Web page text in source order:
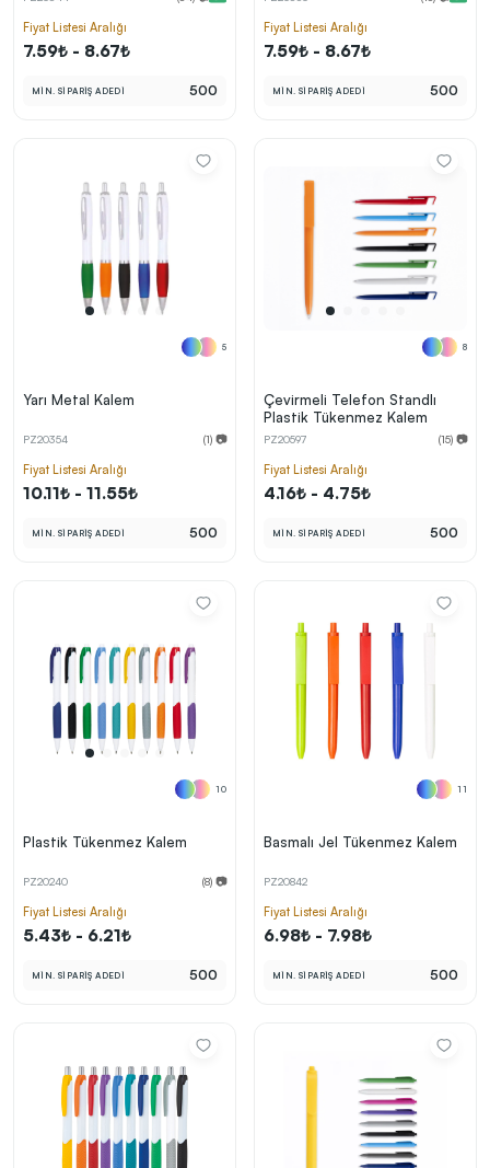
Fiyat Listesi Aralığı
7.59₺ - 8.67₺
MİN. SİPARİŞ ADEDİ 500
Fiyat Listesi Aralığı
7.59₺ - 8.67₺
MİN. SİPARİŞ ADEDİ 500
5
Yarı Metal Kalem
PZ20354 (1) 📷
Fiyat Listesi Aralığı
10.11₺ - 11.55₺
MİN. SİPARİŞ ADEDİ 500
8
Çevirmeli Telefon Standlı
Plastik Tükenmez Kalem
PZ20597 (15) 📷
Fiyat Listesi Aralığı
4.16₺ - 4.75₺
MİN. SİPARİŞ ADEDİ 500
10
Plastik Tükenmez Kalem
PZ20240 (8) 📷
Fiyat Listesi Aralığı
5.43₺ - 6.21₺
MİN. SİPARİŞ ADEDİ 500
11
Basmalı Jel Tükenmez Kalem
PZ20842
Fiyat Listesi Aralığı
6.98₺ - 7.98₺
MİN. SİPARİŞ ADEDİ 500